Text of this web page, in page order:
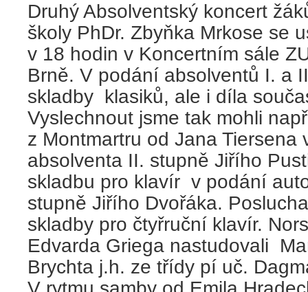
Druhý Absolventský koncert
školy PhDr. Zbyňka Mrkose se
v 18 hodin v Koncertním sále
Brně. V podání absolventů I. a
skladby klasiků, ale i díla
Vyslechnout jsme tak mohli
z Montmartru od Jana Tiersena
absolventa II. stupně Jiřího
skladbu pro klavír v podání
stupně Jiřího Dvořáka.
skladby pro čtyřruční klavír.
Edvarda Griega nastudovali
Brychta j.h. ze třídy pí uč.